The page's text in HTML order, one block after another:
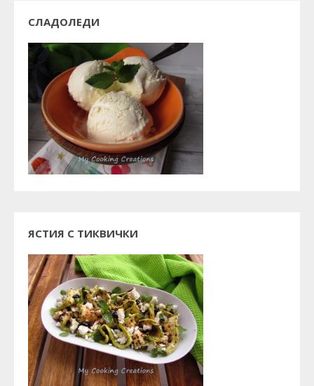
СЛАДОЛЕДИ
ЯСТИЯ С ТИКВИЧКИ